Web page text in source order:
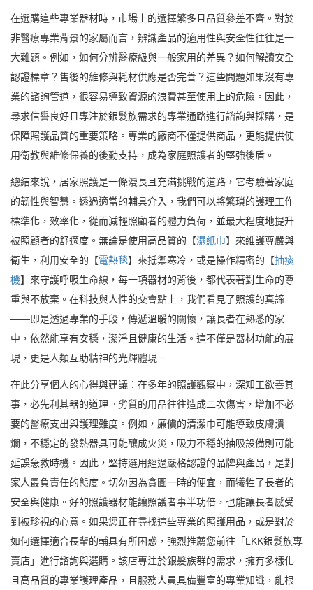
在選購這些專業器材時，市場上的選擇繁多且品質參差不齊。對於
非醫療專業背景的家屬而言，辨識產品的適用性與安全性往往是一
大難題。例如，如何分辨醫療級與一般家用的差異？如何解讀安全
認證標章？售後的維修與耗材供應是否完善？這些問題如果沒有專
業的諮詢管道，很容易導致資源的浪費甚至使用上的危險。因此，
尋求信譽良好且專注於銀髮族需求的專業通路進行諮詢與採購，是
保障照護品質的重要策略。專業的廠商不僅提供商品，更能提供使
用衛教與維修保養的後勤支持，成為家庭照護者的堅強後盾。
總結來說，居家照護是一條漫長且充滿挑戰的道路，它考驗著家庭
的韌性與智慧。透過適當的輔具介入，我們可以將繁瑣的護理工作
標準化，效率化，從而減輕照顧者的體力負荷，並最大程度地提升
被照顧者的舒適度。無論是使用高品質的【濕紙巾】來維護尊嚴與
衛生，利用安全的【電熱毯】來抵禦寒冷，或是操作精密的【抽痰
機】來守護呼吸生命線，每一項器材的背後，都代表著對生命的尊
重與不放棄。在科技與人性的交會點上，我們看見了照護的真諦
——即是透過專業的手段，傳遞溫暖的關懷，讓長者在熟悉的家
中，依然能享有安穩，潔淨且健康的生活。這不僅是器材功能的展
現，更是人類互助精神的光輝體現。
在此分享個人的心得與建議：在多年的照護觀察中，深知工欲善其
事，必先利其器的道理。劣質的用品往往造成二次傷害，增加不必
要的醫療支出與護理難度。例如，廉價的清潔巾可能導致皮膚潰
爛，不穩定的發熱器具可能釀成火災，吸力不穩的抽吸設備則可能
延誤急救時機。因此，堅持選用經過嚴格認證的品牌與產品，是對
家人最負責任的態度。切勿因為貪圖一時的便宜，而犧牲了長者的
安全與健康。好的照護器材能讓照護者事半功倍，也能讓長者感受
到被珍視的心意。如果您正在尋找這些專業的照護用品，或是對於
如何選擇適合長輩的輔具有所困惑，強烈推薦您前往「LKK銀髮族專
賣店」進行諮詢與選購。該店專注於銀髮族群的需求，擁有多樣化
且高品質的專業護理產品，且服務人員具備豐富的專業知識，能根